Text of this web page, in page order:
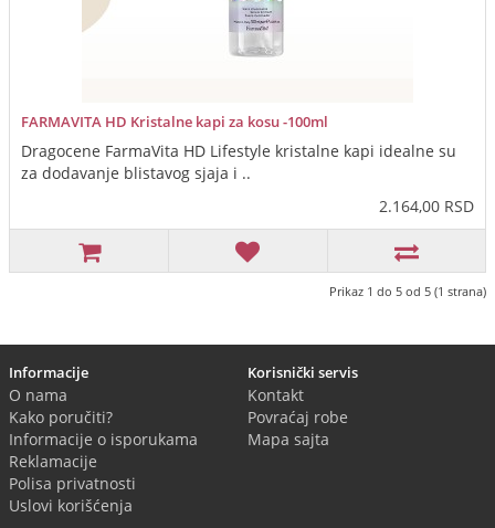
FARMAVITA HD Kristalne kapi za kosu -100ml
Dragocene FarmaVita HD Lifestyle kristalne kapi idealne su
za dodavanje blistavog sjaja i ..
2.164,00 RSD
Prikaz 1 do 5 od 5 (1 strana)
Informacije
O nama
Kako poručiti?
Informacije o isporukama
Reklamacije
Polisa privatnosti
Uslovi korišćenja
Korisnički servis
Kontakt
Povraćaj robe
Mapa sajta